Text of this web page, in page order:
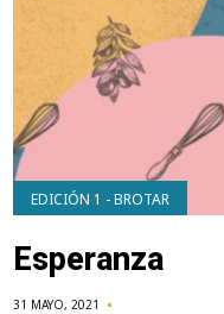
EDICIÓN 1 - BROTAR
Esperanza
31 MAYO, 2021